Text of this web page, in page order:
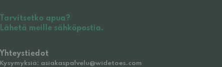
Tarvitsetko apua?
Lähetä meille sähköpostia.
Yhteystiedot
Kysymyksiä: asiakaspalvelu@widetoes.com